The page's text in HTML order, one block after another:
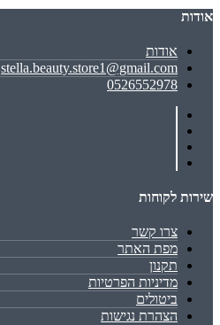
אודות
אודות
stella.beauty.store1@gmail.com
0526552978
שירות לקוחות
צרו קשר
מפת האתר
תקנון
מדיניות הפרטיות
ביטולים
הצהרת נגישות